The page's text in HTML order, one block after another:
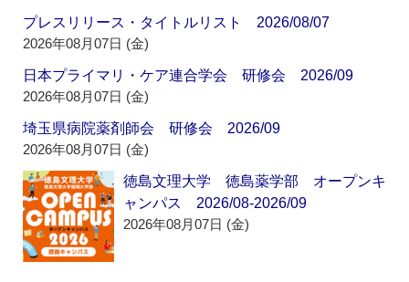
プレスリリース・タイトルリスト 2026/08/07
2026年08月07日 (金)
日本プライマリ・ケア連合学会 研修会 2026/09
2026年08月07日 (金)
埼玉県病院薬剤師会 研修会 2026/09
2026年08月07日 (金)
徳島文理大学 徳島薬学部 オープンキ
ャンパス 2026/08-2026/09
2026年08月07日 (金)